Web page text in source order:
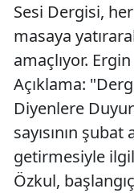
Sesi Dergisi,
masaya
amaçlıyor.
Açıklama:
Diyenlere
sayısının
getirmesiyle
Özkul,